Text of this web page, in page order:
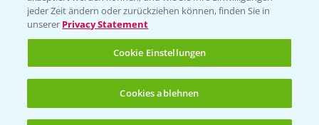
Folgen Sie uns
jeder Zeit ändern oder zurückziehen können, finden Sie in
unserer Privacy Statement
Cookie Einstellungen
Cookies ablehnen